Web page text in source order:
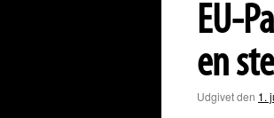
EU-
en
Udgivet den 1.